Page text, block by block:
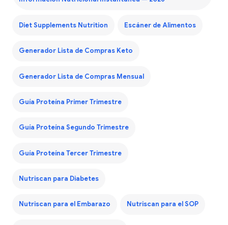
Diet Supplements Nutrition Escáner de Alimentos
Generador Lista de Compras Keto
Generador Lista de Compras Mensual
Guía Proteína Primer Trimestre
Guía Proteína Segundo Trimestre
Guía Proteína Tercer Trimestre
Nutriscan para Diabetes
Nutriscan para el Embarazo Nutriscan para el SOP